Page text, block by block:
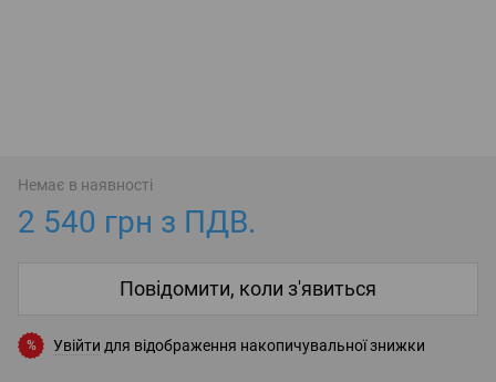
Немає в наявності
2 540 грн з ПДВ.
Повідомити, коли з'явиться
% Увійти для відображення накопичувальної знижки